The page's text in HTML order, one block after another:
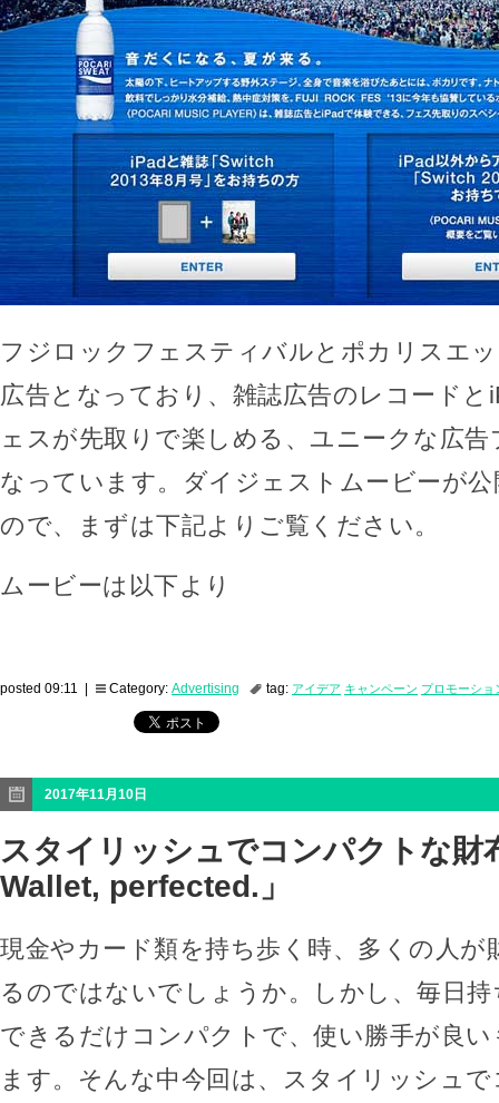
フジロックフェスティバルとポカリスエ
広告となっており、雑誌広告のレコードと
ェスが先取りで楽しめる、ユニークな広
なっています。ダイジェストムービーが
ので、まずは下記よりご覧ください。
ムービーは以下より
posted 09:11 | Category: Advertising tag: アイデア キャンペーン プロモーショ
2017年11月10日
スタイリッシュでコンパクトな財
Wallet, perfected.」
現金やカード類を持ち歩く時、多くの人が
るのではないでしょうか。しかし、毎日
できるだけコンパクトで、使い勝手が良
ます。そんな中今回は、スタイリッシュ